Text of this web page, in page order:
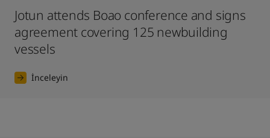
Jotun attends Boao conference and signs
agreement covering 125 newbuilding
vessels
İnceleyin